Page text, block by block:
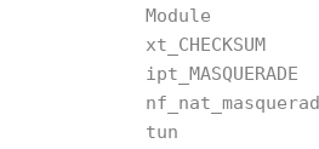
Module
tun